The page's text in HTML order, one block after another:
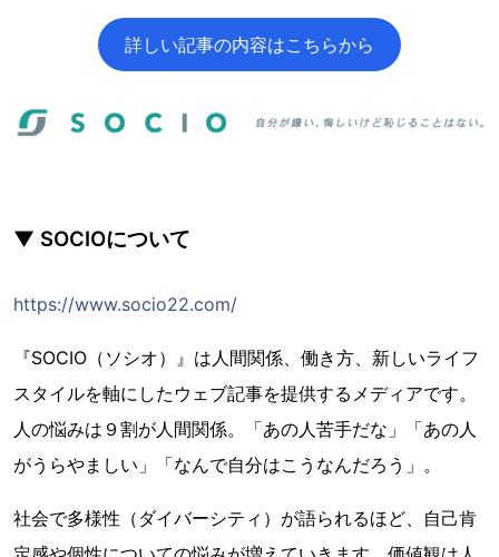
詳しい記事の内容はこちらから
▼ SOCIOについて
https://www.socio22.com/
『SOCIO（ソシオ）』は人間関係、働き方、新しいライフ
スタイルを軸にしたウェブ記事を提供するメディアです。
人の悩みは９割が人間関係。「あの人苦手だな」「あの人
がうらやましい」「なんで自分はこうなんだろう」。
社会で多様性（ダイバーシティ）が語られるほど、自己肯